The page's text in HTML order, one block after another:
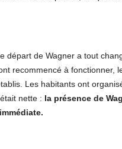
départ de Wagner a tout
recommencé à fonctionner,
Les habitants ont
nette : la présence de